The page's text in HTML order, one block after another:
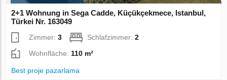
2+1 Wohnung in Sega Cadde, Küçükçekmece, Istanbul,
Türkei Nr. 163049
Zimmer:3 Schlafzimmer:2
Wohnfläche: 110 m²
Best proje pazarlama